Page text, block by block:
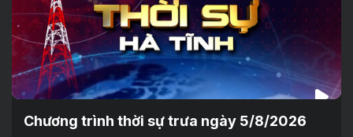
Chương trình thời sự trưa ngày 5/8/2026